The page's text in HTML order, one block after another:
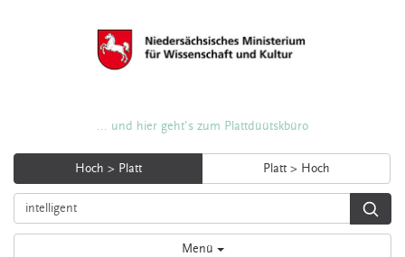
... und hier geht's zum Plattdüütskbüro
Hoch > Platt Platt > Hoch
Menü